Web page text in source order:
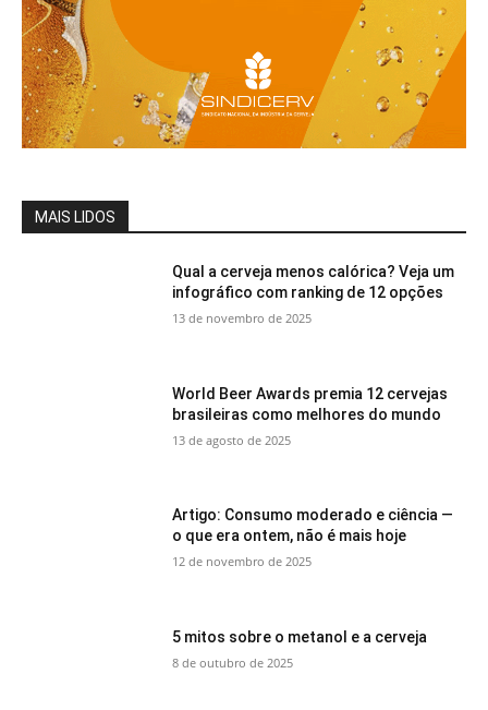
MAIS LIDOS
Qual a cerveja menos calórica? Veja um
infográfico com ranking de 12 opções
13 de novembro de 2025
World Beer Awards premia 12 cervejas
brasileiras como melhores do mundo
13 de agosto de 2025
Artigo: Consumo moderado e ciência —
o que era ontem, não é mais hoje
12 de novembro de 2025
5 mitos sobre o metanol e a cerveja
8 de outubro de 2025